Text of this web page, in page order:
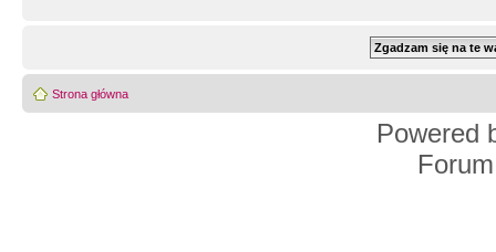
Strona główna
Powered